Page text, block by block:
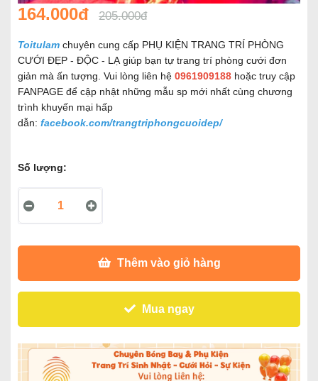
164.000đ 205.000đ
Toitulam chuyên cung cấp PHỤ KIỆN TRANG TRÍ PHÒNG
CƯỚI ĐẸP - ĐỘC - LẠ giúp bạn tự trang trí phòng cưới đơn
giản mà ấn tượng. Vui lòng liên hệ 0961909188 hoặc truy cập
FANPAGE để cập nhật những mẫu sp mới nhất cùng chương
trình khuyến mại hấp
dẫn: facebook.com/trangtriphongcuoidep/
Số lượng:
Thêm vào giỏ hàng
Mua ngay